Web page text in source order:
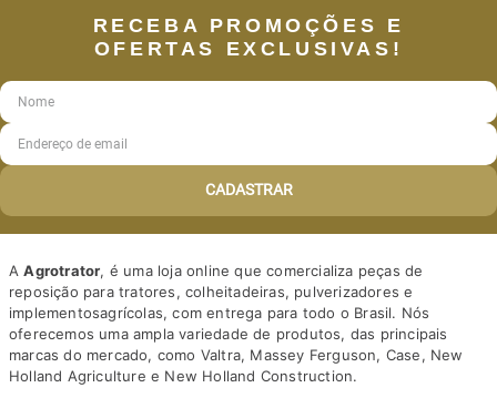
RECEBA PROMOÇÕES E
OFERTAS EXCLUSIVAS!
CADASTRAR
AAgrotrator, é uma loja online que comercializa peças de
reposição para tratores, colheitadeiras, pulverizadores e
implementosagrícolas, com entrega para todo o Brasil. Nós
oferecemos uma ampla variedade de produtos, das principais
marcas do mercado, como Valtra, Massey Ferguson, Case, New
Holland Agriculture e New Holland Construction.